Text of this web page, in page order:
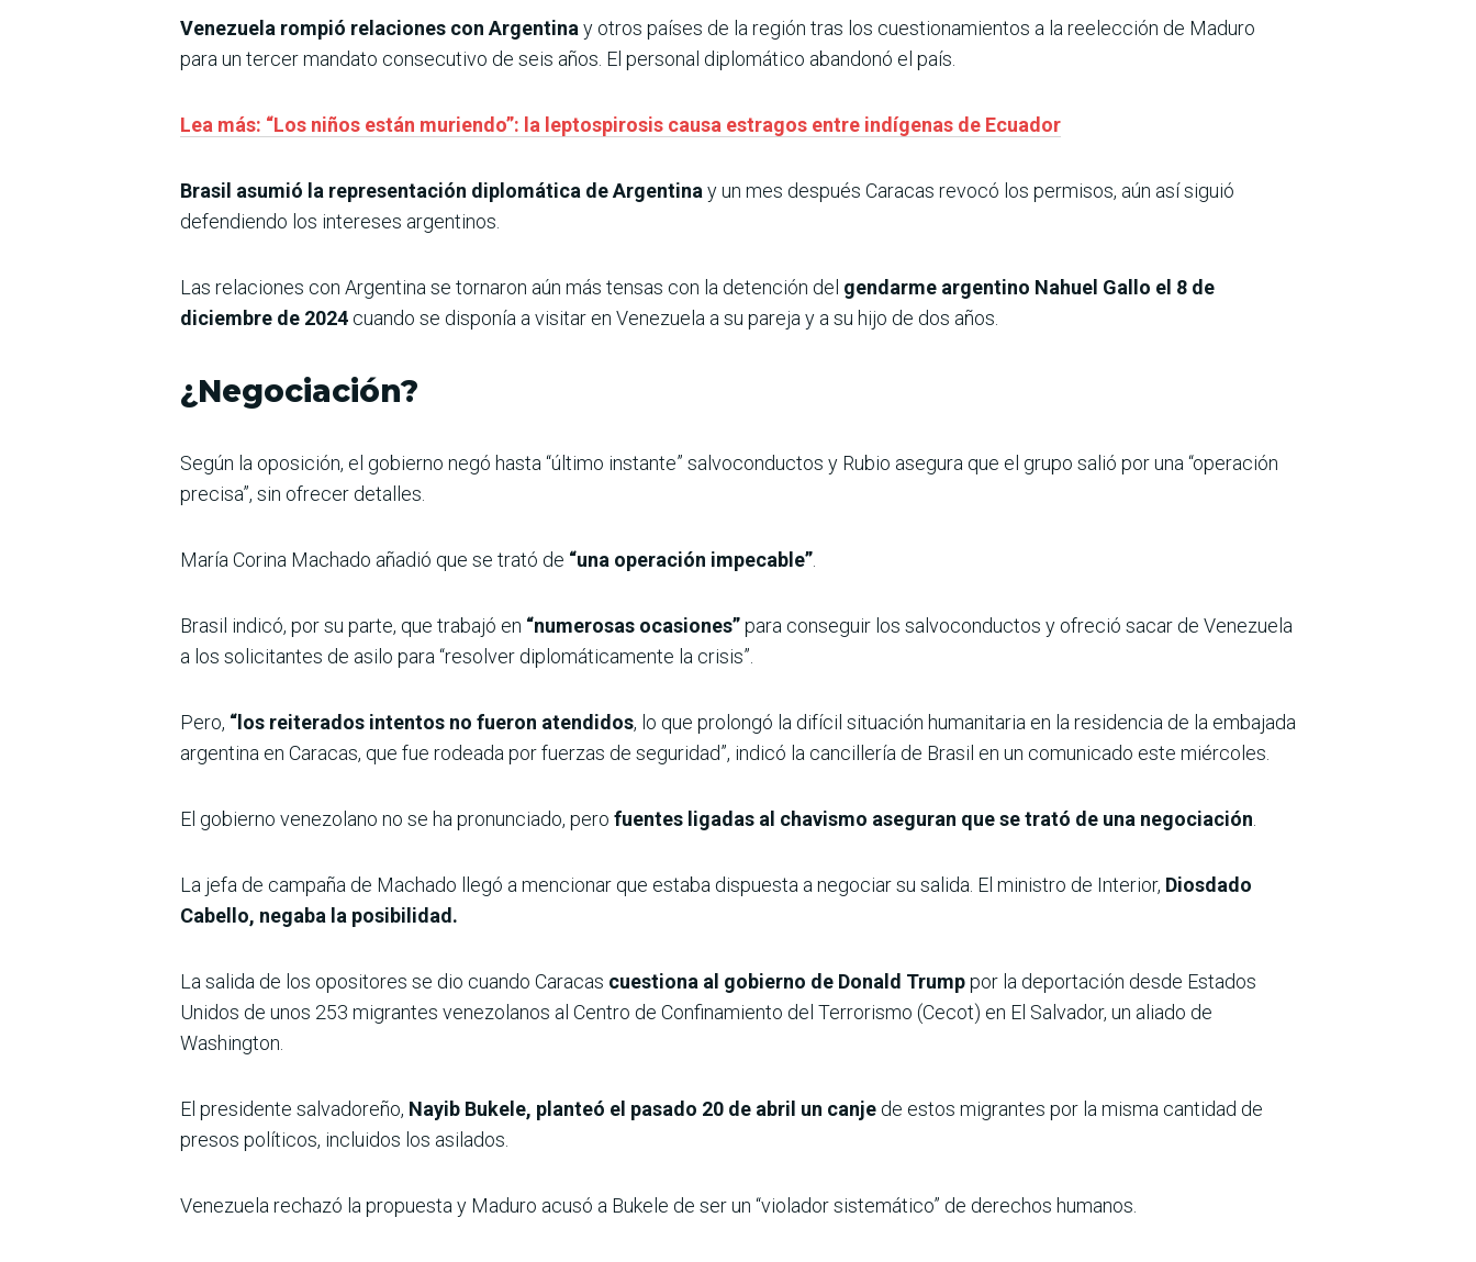
Venezuela rompió relaciones con Argentina y otros países de la región tras los cuestionamientos a la reelección de Maduro
para un tercer mandato consecutivo de seis años. El personal diplomático abandonó el país.
Lea más: “Los niños están muriendo”: la leptospirosis causa estragos entre indígenas de Ecuador
Brasil asumió la representación diplomática de Argentina y un mes después Caracas revocó los permisos, aún así siguió
defendiendo los intereses argentinos.
Las relaciones con Argentina se tornaron aún más tensas con la detención del gendarme argentino Nahuel Gallo el 8 de
diciembre de 2024 cuando se disponía a visitar en Venezuela a su pareja y a su hijo de dos años.
¿Negociación?
Según la oposición, el gobierno negó hasta “último instante” salvoconductos y Rubio asegura que el grupo salió por una “operación
precisa”, sin ofrecer detalles.
María Corina Machado añadió que se trató de “una operación impecable”
Brasil indicó, por su parte, que trabajó en “numerosas ocasiones”para conseguir los salvoconductos y ofreció sacar de Venezuela
a los solicitantes de asilo para “resolver diplomáticamente la crisis”.
Pero, “los reiterados intentos no fueron atendidos, lo que prolongó la difícil situación humanitaria en la residencia de la embajada
argentina en Caracas, que fue rodeada por fuerzas de seguridad”, indicó la cancillería de Brasil en un comunicado este miércoles.
El gobierno venezolano no se ha pronunciado, pero fuentes ligadas al chavismo aseguran que se trató de una negociación
La jefa de campaña de Machado llegó a mencionar que estaba dispuesta a negociar su salida. El ministro de Interior, Diosdado
Cabello, negaba la posibilidad.
La salida de los opositores se dio cuando Caracas cuestiona al gobierno de Donald Trumppor la deportación desde Estados
Unidos de unos 253 migrantes venezolanos al Centro de Confinamiento del Terrorismo (Cecot) en El Salvador, un aliado de
Washington.
El presidente salvadoreño, Nayib Bukele, planteó el pasado 20 de abril un canje de estos migrantes por la misma cantidad de
presos políticos, incluidos los asilados.
Venezuela rechazó la propuesta y Maduro acusó a Bukele de ser un “violador sistemático” de derechos humanos.